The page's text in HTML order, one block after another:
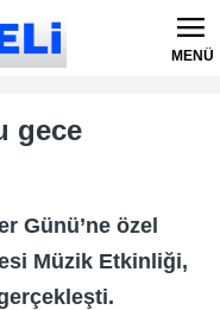
MENÜ
gece
Günü’ne özel
Müzik Etkinliği,